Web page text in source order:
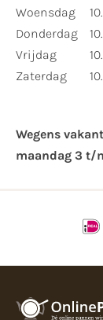
Woensdag
Donderdag
Vrijdag
Zaterdag
Wegens
maandag 3 t/